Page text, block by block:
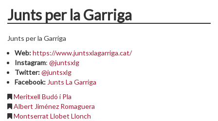
Junts per la Garriga
Junts per la Garriga
Web:https://www.juntsxlagarriga.cat/
Instagram: @juntsxlg
Twitter:@juntsxlg
Facebook: Junts La Garriga
Meritxell Budó i Pla
Albert Jiménez Romaguera
Montserrat Llobet Llonch